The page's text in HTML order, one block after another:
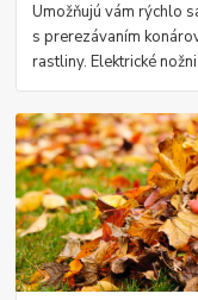
Umožňujú vám rýchlo
s prerezávaním
rastliny. Elektrické